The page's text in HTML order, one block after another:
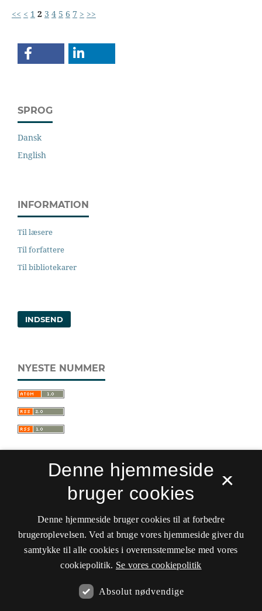
<< < 1 2 3 4 5 6 7 > >>
SPROG
Dansk
English
INFORMATION
Til læsere
Til forfattere
Til bibliotekarer
INDSEND
NYESTE NUMMER
Sprogforum. Tidsskrift for sprog- og
kulturpædagogik
ISSN 0909-9328 (Trykt)
ISSN 1399-8617 (Online)
Tilgængelighedserklæring
Det Kgl. Bibliotek
×
Denne hjemmeside
bruger cookies
Denne hjemmeside bruger cookies til at forbedre
brugeroplevelsen. Ved at bruge vores hjemmeside giver du
samtykke til alle cookies i overensstemmelse med vores
cookiepolitik. Se vores cookiepolitik
Absolut nødvendige